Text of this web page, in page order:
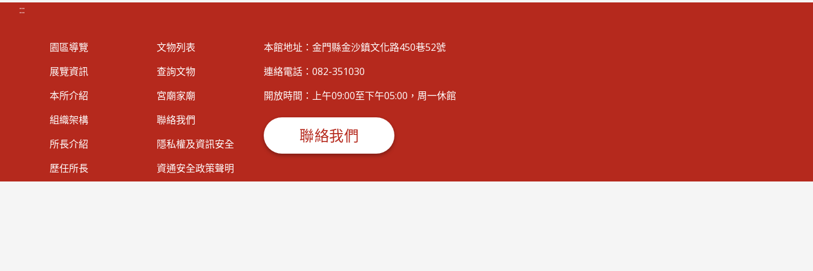
:::
園區導覽
展覽資訊
本所介紹
組織架構
所長介紹
歷任所長
文物列表
查詢文物
宮廟家廟
聯絡我們
隱私權及資訊安全
資通安全政策聲明
本館地址：金門縣金沙鎮文化路450巷52號
連絡電話：082-351030
開放時間：上午09:00至下午05:00，周一休館
聯絡我們